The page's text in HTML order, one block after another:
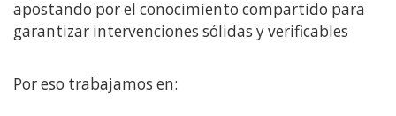
apostando por el conocimiento compartido para
garantizar intervenciones sólidas y verificables
Por eso trabajamos en: